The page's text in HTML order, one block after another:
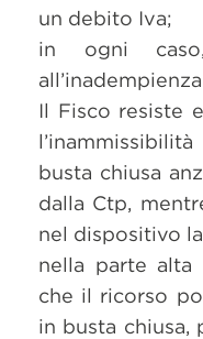
un debito Iva;
in ogni
Il Fisco resiste
busta chiusa
dalla Ctp,
nel dispositivo
nella parte alta
che il ricorso
in busta chiusa,